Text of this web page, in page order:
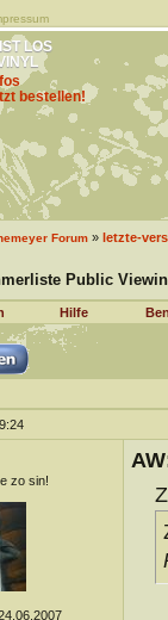
LOS
bestellen!
Forum» letzte-
Public
Hilfe
zo sin!